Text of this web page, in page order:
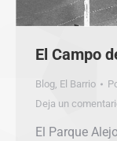
El Campo
Blog, El Barrio
Deja un
El Parque